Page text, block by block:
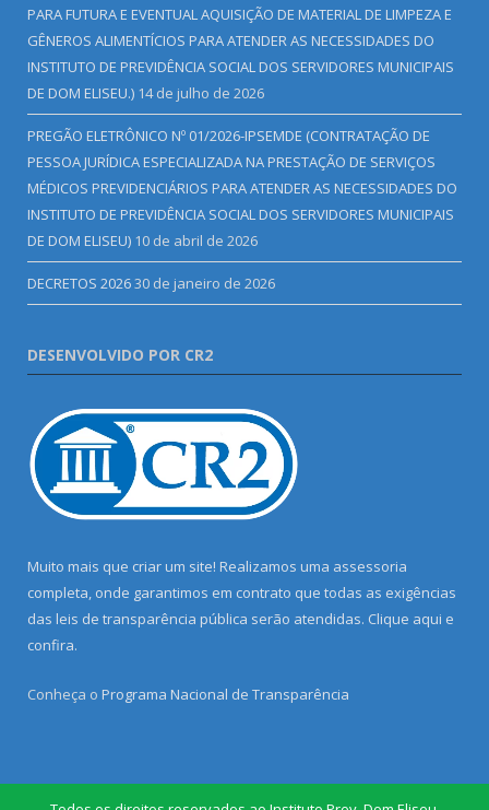
PARA FUTURA E EVENTUAL AQUISIÇÃO DE MATERIAL DE LIMPEZA E
GÊNEROS ALIMENTÍCIOS PARA ATENDER AS NECESSIDADES DO
INSTITUTO DE PREVIDÊNCIA SOCIAL DOS SERVIDORES MUNICIPAIS
DE DOM ELISEU.) 14 de julho de 2026
PREGÃO ELETRÔNICO Nº 01/2026-IPSEMDE (CONTRATAÇÃO DE
PESSOA JURÍDICA ESPECIALIZADA NA PRESTAÇÃO DE SERVIÇOS
MÉDICOS PREVIDENCIÁRIOS PARA ATENDER AS NECESSIDADES DO
INSTITUTO DE PREVIDÊNCIA SOCIAL DOS SERVIDORES MUNICIPAIS
DE DOM ELISEU) 10 de abril de 2026
DECRETOS 202630 de janeiro de 2026
DESENVOLVIDO POR CR2
Muito mais que criar um site! Realizamos uma assessoria
completa, onde garantimos em contrato que todas as exigências
das leis de transparência pública serão atendidas. Clique aqui e
confira.
Conheça o Programa Nacional de Transparência